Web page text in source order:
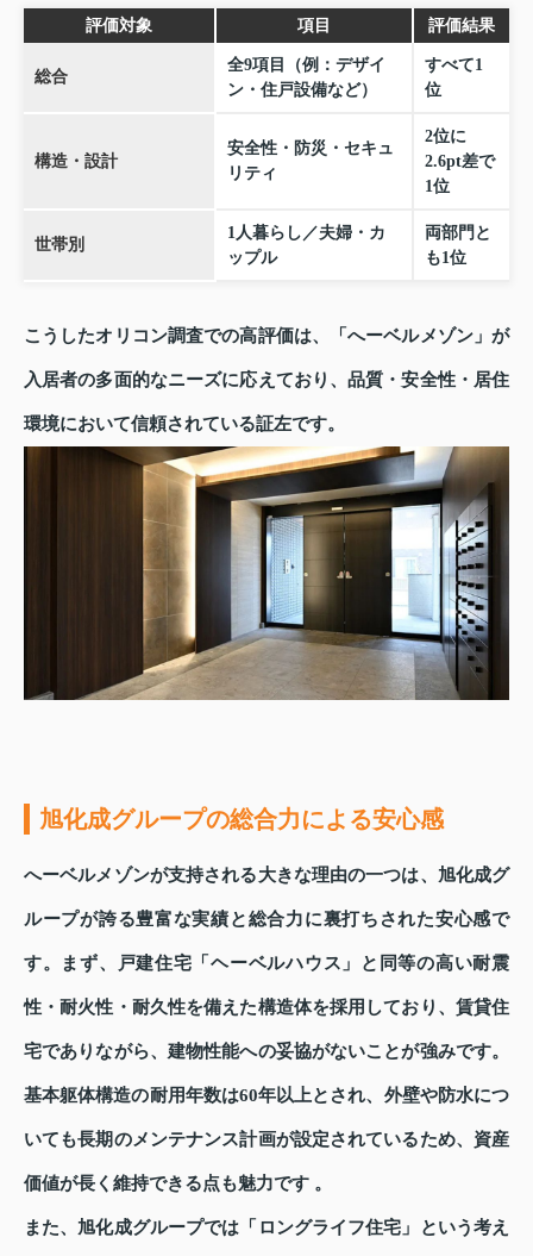
評価対象 項目 評価結果
総合
全9項目（例：デザイ
ン・住戸設備など）
すべて1
位
構造・設計
安全性・防災・セキュ
リティ
2位に
2.6pt差で
1位
世帯別
1人暮らし／夫婦・カ
ップル
両部門と
も1位
こうしたオリコン調査での高評価は、「へーベルメゾン」が
入居者の多面的なニーズに応えており、品質・安全性・居住
環境において信頼されている証左です。
旭化成グループの総合力による安心感
へーベルメゾンが支持される大きな理由の一つは、旭化成グ
ループが誇る豊富な実績と総合力に裏打ちされた安心感で
す。まず、戸建住宅「ヘーベルハウス」と同等の高い耐震
性・耐火性・耐久性を備えた構造体を採用しており、賃貸住
宅でありながら、建物性能への妥協がないことが強みです。
基本躯体構造の耐用年数は60年以上とされ、外壁や防水につ
いても長期のメンテナンス計画が設定されているため、資産
価値が長く維持できる点も魅力です 。
また、旭化成グループでは「ロングライフ住宅」という考え